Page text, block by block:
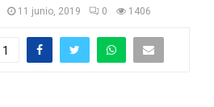
11 junio, 2019 0 1406
1